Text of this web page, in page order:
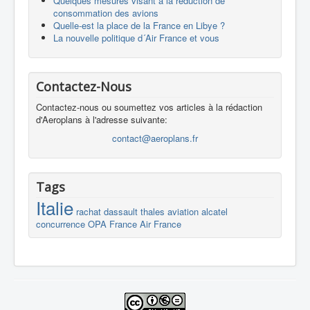
consommation des avions
Quelle-est la place de la France en Libye ?
La nouvelle politique d´Air France et vous
Contactez-Nous
Contactez-nous ou soumettez vos articles à la rédaction
d'Aeroplans à l'adresse suivante:
contact@aeroplans.fr
Tags
Italie rachat dassault thales aviation alcatel
concurrence OPA France Air France